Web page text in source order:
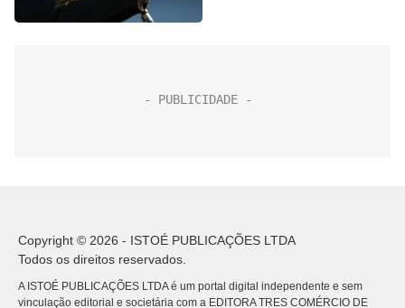
Copyright © 2026 - ISTOÉ PUBLICAÇÕES LTDA
Todos os direitos reservados.
A ISTOÉ PUBLICAÇÕES LTDA é um portal digital independente e sem
vinculação editorial e societária com a EDITORA TRES COMÉRCIO DE